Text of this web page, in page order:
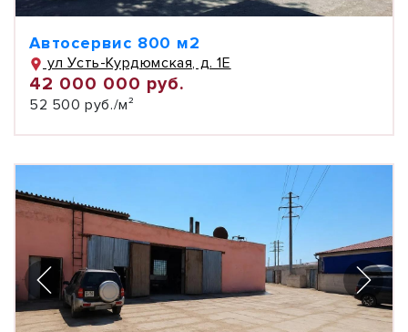
Автосервис 800 м2
ул Усть-Курдюмская, д. 1Е
42 000 000 руб.
52 500 руб./м²